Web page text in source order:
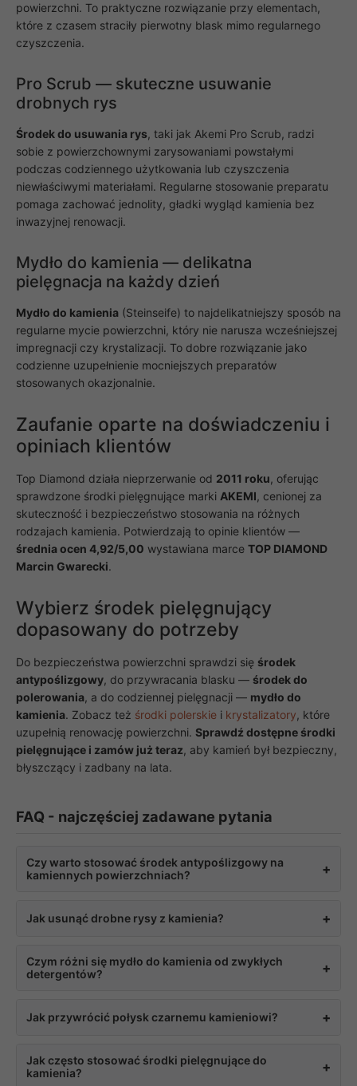
powierzchni. To praktyczne rozwiązanie przy elementach,
które z czasem straciły pierwotny blask mimo regularnego
czyszczenia.
Pro Scrub — skuteczne usuwanie
drobnych rys
Środek do usuwania rys, taki jak Akemi Pro Scrub, radzi
sobie z powierzchownymi zarysowaniami powstałymi
podczas codziennego użytkowania lub czyszczenia
niewłaściwymi materiałami. Regularne stosowanie preparatu
pomaga zachować jednolity, gładki wygląd kamienia bez
inwazyjnej renowacji.
Mydło do kamienia — delikatna
pielęgnacja na każdy dzień
Mydło do kamienia (Steinseife) to najdelikatniejszy sposób na
regularne mycie powierzchni, który nie narusza wcześniejszej
impregnacji czy krystalizacji. To dobre rozwiązanie jako
codzienne uzupełnienie mocniejszych preparatów
stosowanych okazjonalnie.
Zaufanie oparte na doświadczeniu i
opiniach klientów
Top Diamond działa nieprzerwanie od 2011 roku, oferując
sprawdzone środki pielęgnujące marki AKEMI, cenionej za
skuteczność i bezpieczeństwo stosowania na różnych
rodzajach kamienia. Potwierdzają to opinie klientów —
średnia ocen 4,92/5,00 wystawiana marce TOP DIAMOND
Marcin Gwarecki.
Wybierz środek pielęgnujący
dopasowany do potrzeby
Do bezpieczeństwa powierzchni sprawdzi się środek
antypoślizgowy, do przywracania blasku — środek do
polerowania, a do codziennej pielęgnacji — mydło do
kamienia. Zobacz też środki polerskie i krystalizatory, które
uzupełnią renowację powierzchni. Sprawdź dostępne środki
pielęgnujące i zamów już teraz, aby kamień był bezpieczny,
błyszczący i zadbany na lata.
FAQ - najczęściej zadawane pytania
Czy warto stosować środek antypoślizgowy na
kamiennych powierzchniach?
+
fragmentach, gdzie wilgotny lub oblodzony kamień może
zwiększa przyczepność powierzchni bez zmiany jej
wyglądu ani faktury.
Jak usunąć drobne rysy z kamienia? +
Do powierzchownych zarysowań sprawdza się
dedykowany środek do usuwania rys, taki jak Akemi Pro
profesjonalnej renowacji.
Czym różni się mydło do kamienia od zwykłych
detergentów?
+
dopasowaną do porowatej struktury granitu i marmuru,
krystalizacji. Zwykłe detergenty mogą z czasem osłabiać
efekt wcześniejszej pielęgnacji.
Jak przywrócić połysk czarnemu kamieniowi? +
Do tego celu dedykowany jest preparat taki jak Akemi
Spider Black, który odbudowuje głęboki, intensywny
Jak często stosować środki pielęgnujące do
kamienia?
+
internetowej,
na podstawie
Aby nasza
strona
internetowa
działała jak
najlepiej
twojego
niektóre funkcje
znikną ze strony
internetowej.
Marketing
Udostępniając
swoje
odwiedzania naszej
spersonalizowanych
treści i ofert.